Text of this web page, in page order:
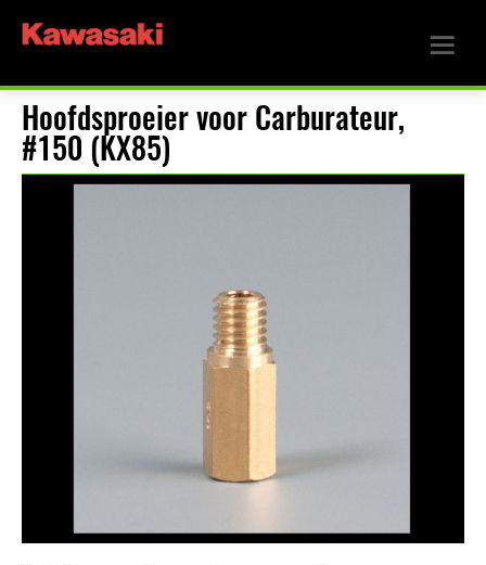
Hoofdsproeier voor Carburateur,
#150 (KX85)